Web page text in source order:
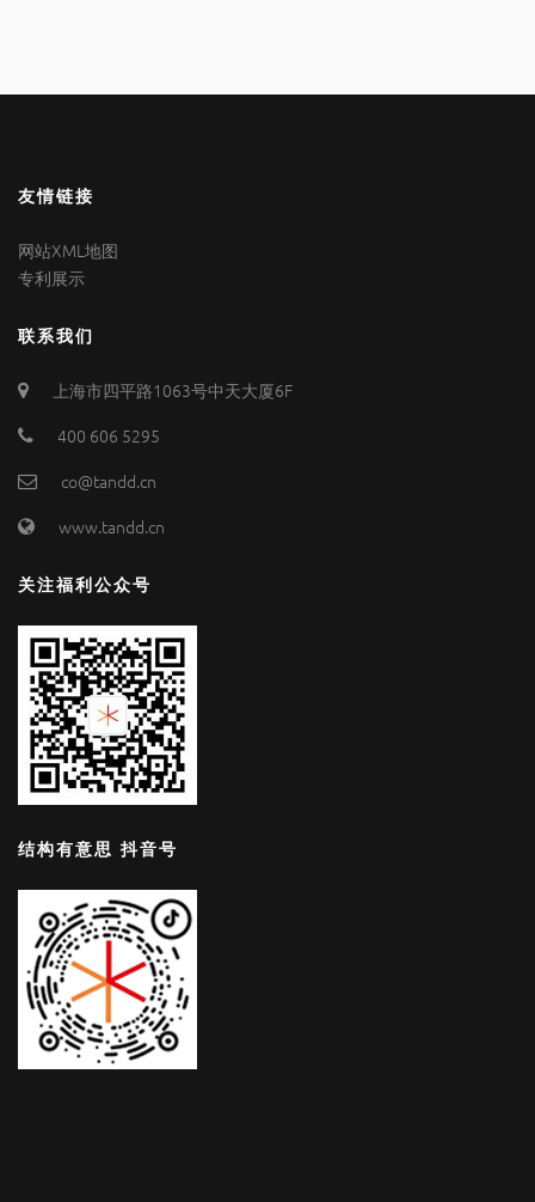
友情链接
网站XML地图
专利展示
联系我们
上海市四平路1063号中天大厦6F
400 606 5295
co@tandd.cn
www.tandd.cn
关注福利公众号
结构有意思 抖音号